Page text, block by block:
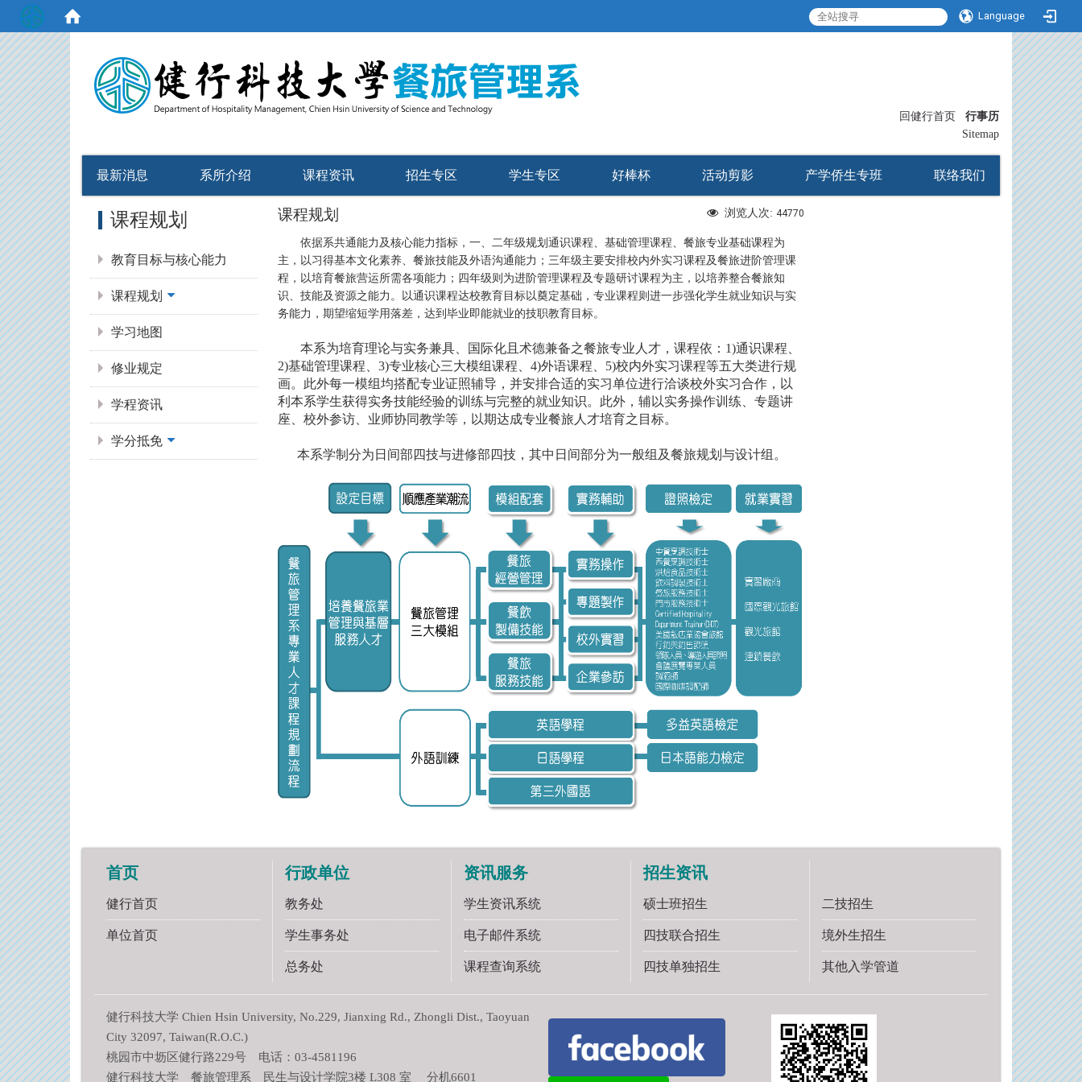
Language
回健行首页
行事历
Sitemap
最新消息 系所介绍 课程资讯 招生专区 学生专区 好棒杯 活动剪影 产学侨生专班 联络我们
课程规划
教育目标与核心能力
课程规划
学习地图
修业规定
学程资讯
学分抵免
浏览人次: 44770
课程规划
依据系共通能力及核心能力指标，一、二年级规划通识课程、基础管理课程、餐旅专业基础课程为
主，以习得基本文化素养、餐旅技能及外语沟通能力；三年级主要安排校内外实习课程及餐旅进阶管理课
程，以培育餐旅营运所需各项能力；四年级则为进阶管理课程及专题研讨课程为主，以培养整合餐旅知
识、技能及资源之能力。以通识课程达校教育目标以奠定基础，专业课程则进一步强化学生就业知识与实
务能力，期望缩短学用落差，达到毕业即能就业的技职教育目标。
本系为培育理论与实务兼具、国际化且术德兼备之餐旅专业人才，课程依：1)通识课程、
2)基础管理课程、3)专业核心三大模组课程、4)外语课程、5)校内外实习课程等五大类进行规
画。此外每一模组均搭配专业证照辅导，并安排合适的实习单位进行洽谈校外实习合作，以
利本系学生获得实务技能经验的训练与完整的就业知识。此外，辅以实务操作训练、专题讲
座、校外参访、业师协同教学等，以期达成专业餐旅人才培育之目标。
本系学制分为日间部四技与进修部四技，其中日间部分为一般组及餐旅规划与设计组。
首页
健行首页
单位首页
行政单位
教务处
学生事务处
总务处
资讯服务
学生资讯系统
电子邮件系统
课程查询系统
招生资讯
硕士班招生
四技联合招生
四技单独招生
二技招生
境外生招生
其他入学管道
健行科技大学 Chien Hsin University, No.229, Jianxing Rd., Zhongli Dist., Taoyuan
City 32097, Taiwan(R.O.C.)
桃园市中坜区健行路229号 电话：03-4581196
健行科技大学 餐旅管理系 民生与设计学院3楼 L308 室 分机6601